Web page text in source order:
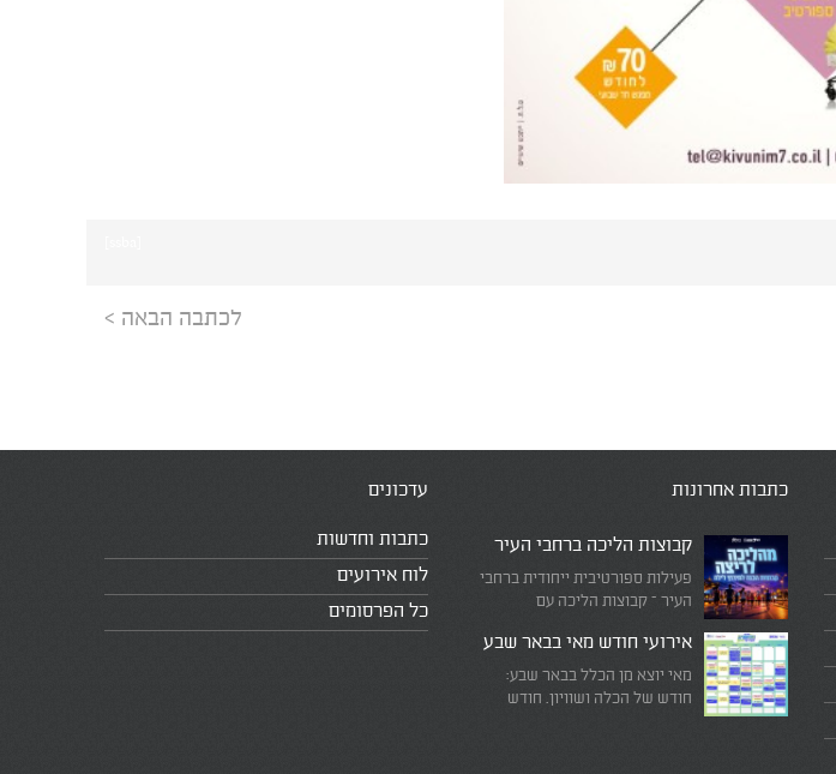
לכתבה הבאה >
כתבות אחרונות
קבוצות הליכה ברחבי העיר
פעילות ספורטיבית ייחודית ברחבי
העיר – קבוצות הליכה עם
אירועי חודש מאי בבאר שבע
מאי יוצא מן הכלל בבאר שבע:
חודש של הכלה ושוויון. חודש
עדכונים
כתבות וחדשות
לוח אירועים
כל הפרסומים